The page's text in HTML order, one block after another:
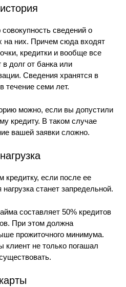
сведений о
на них. Причем сюда входят
кредитки и вообще все
долг от банка или
Сведения хранятся в
течение семи лет.
можно, если вы допустили
кредиту. В таком случае
вашей заявки сложно.
кредитку, если после ее
станет запредельной.
составляет 50% кредитов
При этом должна
прожиточного минимума.
клиент не только погашал